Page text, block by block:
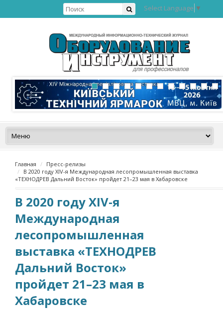
Select Language ▼
Главная
Пресс-релизы
В 2020 году XIV-я Международная лесопромышленная выставка
«ТЕХНОДРЕВ Дальний Восток» пройдет 21–23 мая в Хабаровске
В 2020 году XIV-я
Международная
лесопромышленная
выставка «ТЕХНОДРЕВ
Дальний Восток»
пройдет 21–23 мая в
Хабаровске